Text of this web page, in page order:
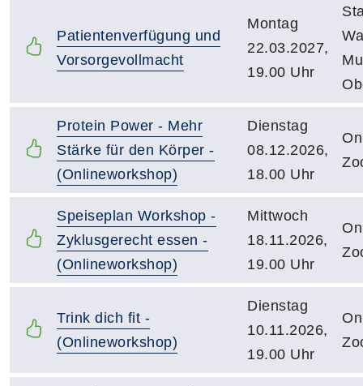
Patientenverfügung und
Vorsorgevollmacht
Montag
22.03.2027,
19.00 Uhr
Protein Power - Mehr
Stärke für den Körper -
(Onlineworkshop)
Dienstag
08.12.2026,
18.00 Uhr
Speiseplan Workshop -
Zyklusgerecht essen -
(Onlineworkshop)
Mittwoch
18.11.2026,
19.00 Uhr
Trink dich fit -
(Onlineworkshop)
Dienstag
10.11.2026,
19.00 Uhr